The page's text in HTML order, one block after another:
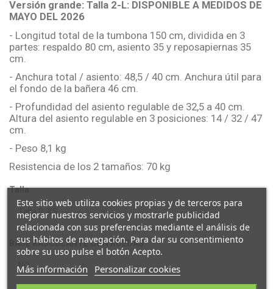
Versión grande: Talla 2-L: DISPONIBLE A MEDIDOS DE
MAYO DEL 2026
- Longitud total de la tumbona 150 cm, dividida en 3
partes: respaldo 80 cm, asiento 35 y reposapiernas 35
cm.
- Anchura total / asiento: 48,5 / 40 cm. Anchura útil para
el fondo de la bañera 46 cm.
- Profundidad del asiento regulable de 32,5 a 40 cm.
Altura del asiento regulable en 3 posiciones: 14 / 32 / 47
cm.
- Peso 8,1 kg
Resistencia de los 2 tamaños: 70 kg
Talla
BASE BASCULANTE CON RUEDAS
Este sitio web utiliza cookies propias y de terceros para
mejorar nuestros servicios y mostrarle publicidad
relacionada con sus preferencias mediante el análisis de
sus hábitos de navegación. Para dar su consentimiento
sobre su uso pulse el botón Acepto.
Más información Personalizar cookies